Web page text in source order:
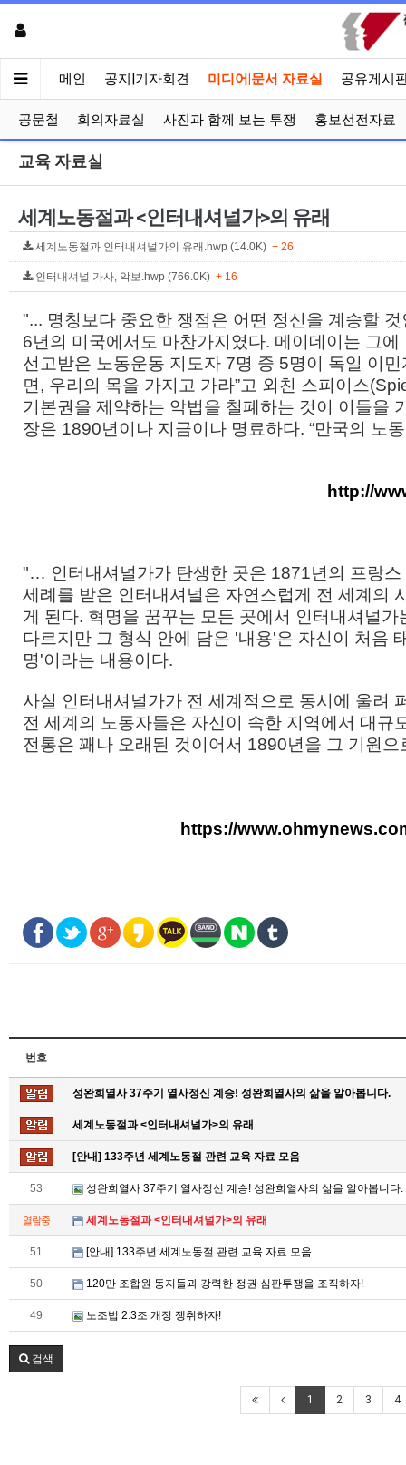
메인 공지|기자회견 미디어|문서 자료실 공유게시
공문철 회의자료실 사진과 함께 보는 투쟁 홍보선전자료
교육 자료실
세계노동절과 <인터내셔널가>의 유래
세계노동절과 인터내셔널가의 유래.hwp (14.0K) + 26
인터내셔널 가사, 악보.hwp (766.0K) + 16
"... 명칭보다 중요한 쟁점은 어떤 정신을 계승할
6년의 미국에서도 마찬가지였다. 메이데이는 그
선고받은 노동운동 지도자 7명 중 5명이 독일 이
면, 우리의 목을 가지고 가라”고 외친 스피이스
기본권을 제약하는 악법을 철폐하는 것이 이들을
장은 1890년이나 지금이나 명료하다. “만국의 노
http://
"… 인터내셔널가가 탄생한 곳은 1871년의 프랑
세례를 받은 인터내셔널은 자연스럽게 전 세계의
게 된다. 혁명을 꿈꾸는 모든 곳에서 인터내셔널
다르지만 그 형식 안에 담은 '내용'은 자신이 처음
명'이라는 내용이다.
사실 인터내셔널가가 전 세계적으로 동시에 울려
전 세계의 노동자들은 자신이 속한 지역에서 대
전통은 꽤나 오래된 것이어서 1890년을 그 기원
https://
번호
성완희열사 37주기 열사정신 계승! 성완희열사의 삶을 알아봅니다.
세계노동절과 <인터내셔널가>의 유래
[안내] 133주년 세계노동절 관련 교육 자료 모음
53 성완희열사 37주기 열사정신 계승! 성완희열사의 삶을 알아봅니다.
열람중 세계노동절과 <인터내셔널가>의 유래
51 [안내] 133주년 세계노동절 관련 교육 자료 모음
50 120만 조합원 동지들과 강력한 정권 심판투쟁을 조직하자!
49 노조법 2.3조 개정 쟁취하자!
검색
1 2 3 4